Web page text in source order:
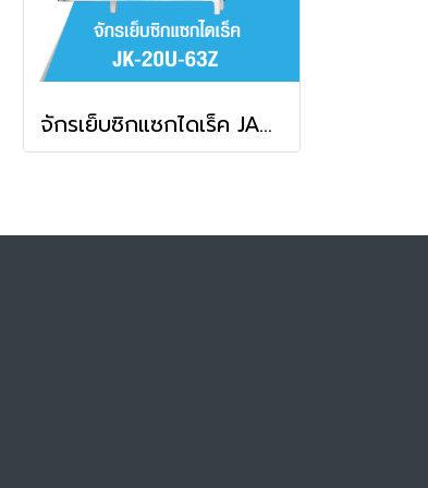
จักรเย็บซิกแซกไดเร็ค JACK รุ่น JK-20U-63Z